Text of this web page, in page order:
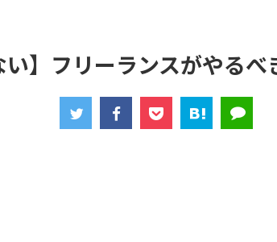
い】フリーランスがやる